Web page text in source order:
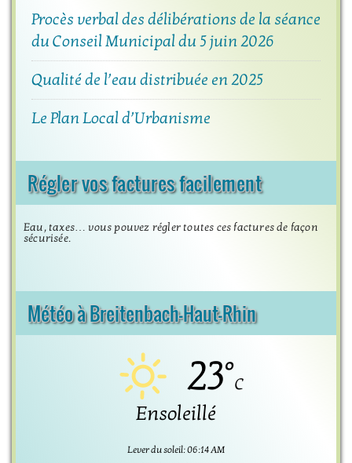
Procès verbal des délibérations de la séance
du Conseil Municipal du 5 juin 2026
Qualité de l’eau distribuée en 2025
Le Plan Local d’Urbanisme
Régler vos factures facilement
Eau, taxes… vous pouvez régler toutes ces factures de façon
sécurisée.
Météo à Breitenbach-Haut-Rhin
23°C
Ensoleillé
Lever du soleil: 06:14 AM